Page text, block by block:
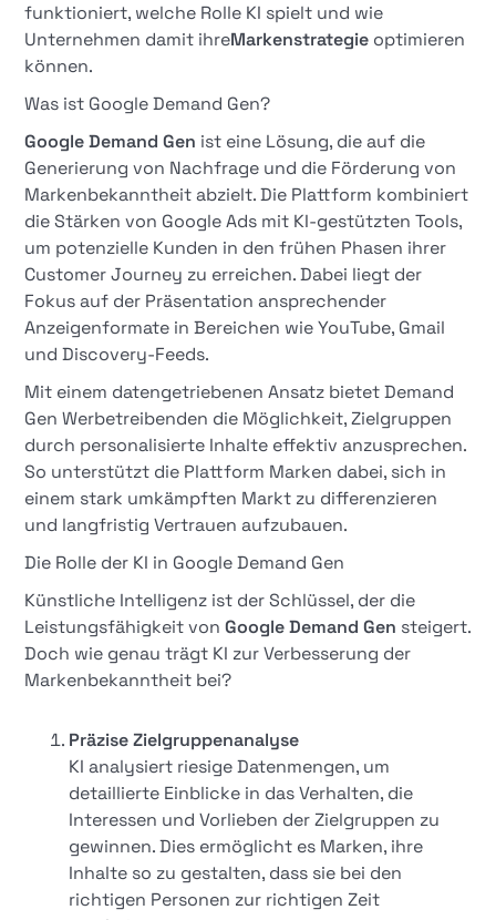
funktioniert, welche Rolle KI spielt und wie
Unternehmen damit ihreMarkenstrategie optimieren
können.
Was ist Google Demand Gen?
Google Demand Gen ist eine Lösung, die auf die
Generierung von Nachfrage und die Förderung von
Markenbekanntheit abzielt. Die Plattform kombiniert
die Stärken von Google Ads mit KI-gestützten Tools,
um potenzielle Kunden in den frühen Phasen ihrer
Customer Journey zu erreichen. Dabei liegt der
Fokus auf der Präsentation ansprechender
Anzeigenformate in Bereichen wie YouTube, Gmail
und Discovery-Feeds.
Mit einem datengetriebenen Ansatz bietet Demand
Gen Werbetreibenden die Möglichkeit, Zielgruppen
durch personalisierte Inhalte effektiv anzusprechen.
So unterstützt die Plattform Marken dabei, sich in
einem stark umkämpften Markt zu differenzieren
und langfristig Vertrauen aufzubauen.
Die Rolle der KI in Google Demand Gen
Künstliche Intelligenz ist der Schlüssel, der die
Leistungsfähigkeit vonGoogle Demand Gen steigert.
Doch wie genau trägt KI zur Verbesserung der
Markenbekanntheit bei?
Präzise Zielgruppenanalyse
KI analysiert riesige Datenmengen, um
detaillierte Einblicke in das Verhalten, die
Interessen und Vorlieben der Zielgruppen zu
gewinnen. Dies ermöglicht es Marken, ihre
Inhalte so zu gestalten, dass sie bei den
richtigen Personen zur richtigen Zeit